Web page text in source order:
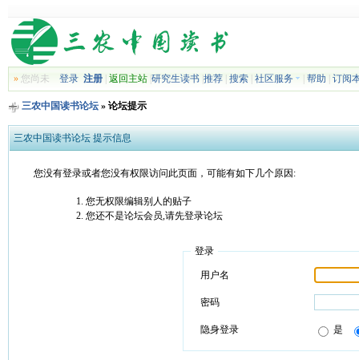
»您尚未 登录 注册| 返回主站| 研究生读书| 推荐| 搜索| 社区服务 帮助 订阅
三农中国读书论坛» 论坛提示
三农中国读书论坛 提示信息
您没有登录或者您没有权限访问此页面，可能有如下几个原因:
您无权限编辑别人的贴子
您还不是论坛会员,请先登录论坛
登录
用户名
密码
隐身登录 是